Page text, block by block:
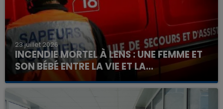
23 juillet 2026
INCENDIE MORTEL À LENS : UNE FEMME ET
SON BÉBÉ ENTRE LA VIE ET LA...
Un homme s'est immolé par le feu après avoir
aspergé sa compagne et leur bébé de trois mois
d'un liquide inflammable.